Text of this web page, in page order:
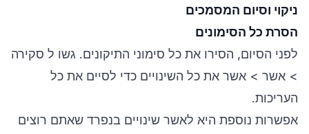
ניקוי וסיום המסמכים
הסרת כל הסימונים
לפני הסיום, הסירו את כל סימוני התיקונים. גשו ל סקירה
> אשר > אשר את כל השינויים כדי לסיים את כל
העריכות.
אפשרות נוספת היא לאשר שינויים בנפרד שאתם רוצים